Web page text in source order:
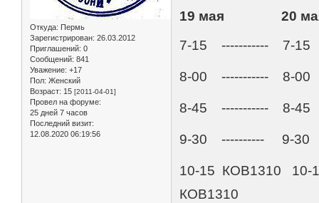
Откуда: Пермь
Зарегистрирован: 26.03.2012
Приглашений: 0
Сообщений: 841
Уважение: +17
Пол: Женский
Возраст: 15 [2011-04-01]
Провел на форуме:
25 дней 7 часов
Последний визит:
12.08.2020 06:19:56
19 мая 20
7-15 ----------- 7-15
8-00 ----------- 8-00
8-45 ----------- 8-45
9-30 ---------- 9-30
10-15 КОВ1310
КОВ1310